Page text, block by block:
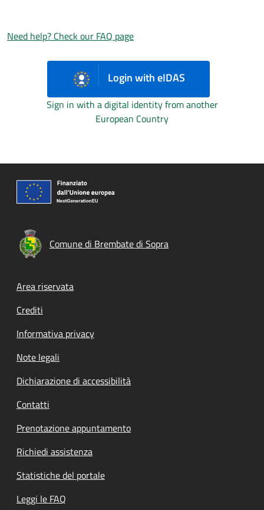
Need help? Check our FAQ page
Login with eIDAS
Sign in with a digital identity from another
European Country
Comune di Brembate di Sopra
Footer menu
Area riservata
Crediti
Informativa privacy
Note legali
Dichiarazione di accessibilità
Contatti
Prenotazione appuntamento
Richiedi assistenza
Statistiche del portale
Leggi le FAQ